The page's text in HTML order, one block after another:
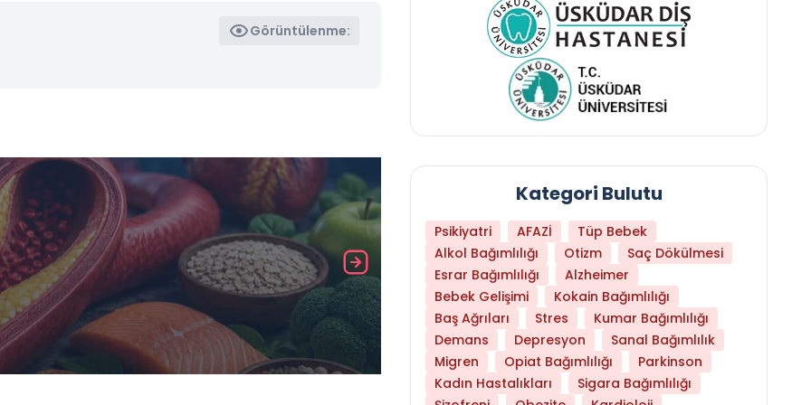
Görüntülenme:
Daha Az Protein Tüketmek Yaşlanmayı
Kategori Bulutu
Psikiyatri AFAZİ
Tüp Bebek
Alkol Bağımlılığı
Otizm
Saç Dökülmesi
Esrar Bağımlılığı
Alzheimer
Bebek Gelişimi
Kokain Bağımlılığı
Baş Ağrıları
Stres
Kumar Bağımlılığı
Demans
Depresyon
Sanal Bağımlılık
Migren
Opiat Bağımlılığı
Parkinson
Kadın Hastalıkları
Sigara Bağımlılığı